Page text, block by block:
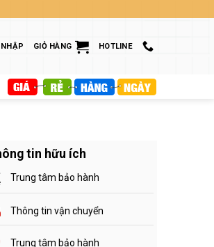
GIỎ HÀNG HOTLINE
tin hữu ích
Trung tâm bảo hành
Thông tin vận chuyển
Trung tâm bảo hành